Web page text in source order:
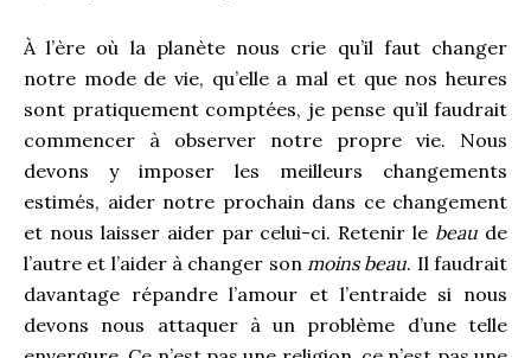
À l’ère où la planète nous crie qu’il faut changer
notre mode de vie, qu’elle a mal et que nos heures
sont pratiquement comptées, je pense qu’il faudrait
commencer à observer notre propre vie. Nous
devons y imposer les meilleurs changements
estimés, aider notre prochain dans ce changement
et nous laisser aider par celui-ci. Retenir le beau de
l’autre et l’aider à changer son moins beau. Il faudrait
davantage répandre l’amour et l’entraide si nous
devons nous attaquer à un problème d’une telle